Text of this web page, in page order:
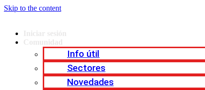
Skip to the content
Info útil
Sectores
Novedades